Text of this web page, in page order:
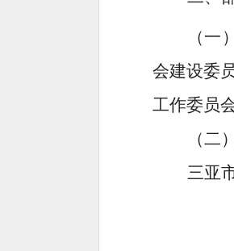
（一
会建设委
工作委员
（二）
三亚